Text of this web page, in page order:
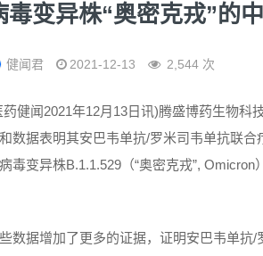
毒变异株“奥密克戎”的
健闻君 2021-12-13 2,544 次
药健闻2021年12月13日讯)腾盛博药生物科
数据表明其安巴韦单抗/罗米司韦单抗联
毒变异株B.1.1.529（“奥密克戎”, Omicron
数据增加了更多的证据，证明安巴韦单抗